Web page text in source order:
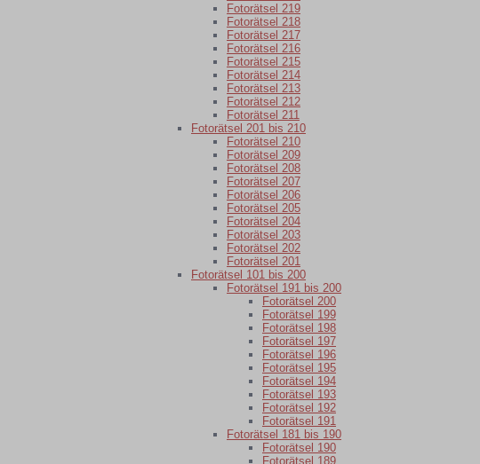
Fotorätsel 219
Fotorätsel 218
Fotorätsel 217
Fotorätsel 216
Fotorätsel 215
Fotorätsel 214
Fotorätsel 213
Fotorätsel 212
Fotorätsel 211
Fotorätsel 201 bis 210
Fotorätsel 210
Fotorätsel 209
Fotorätsel 208
Fotorätsel 207
Fotorätsel 206
Fotorätsel 205
Fotorätsel 204
Fotorätsel 203
Fotorätsel 202
Fotorätsel 201
Fotorätsel 101 bis 200
Fotorätsel 191 bis 200
Fotorätsel 200
Fotorätsel 199
Fotorätsel 198
Fotorätsel 197
Fotorätsel 196
Fotorätsel 195
Fotorätsel 194
Fotorätsel 193
Fotorätsel 192
Fotorätsel 191
Fotorätsel 181 bis 190
Fotorätsel 190
Fotorätsel 189